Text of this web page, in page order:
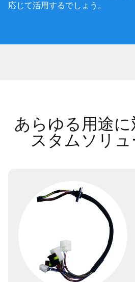
応じて活用するでしょう。
あらゆる用途に
スタムソリ